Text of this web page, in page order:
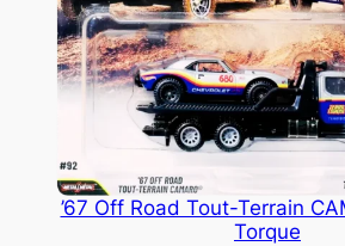
’67 Off Road Tout-Terrain
Torque